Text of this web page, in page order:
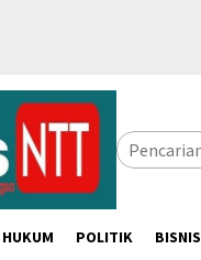
HUKUM POLITIK BISNIS